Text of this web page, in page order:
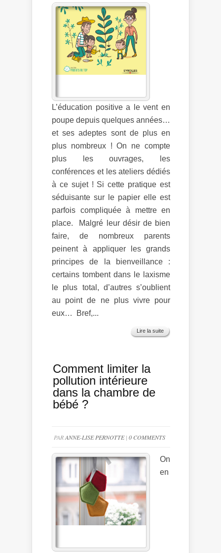
L’éducation positive a le vent en
poupe depuis quelques années…
et ses adeptes sont de plus en
plus nombreux ! On ne compte
plus les ouvrages, les
conférences et les ateliers dédiés
à ce sujet ! Si cette pratique est
séduisante sur le papier elle est
parfois compliquée à mettre en
place. Malgré leur désir de bien
faire, de nombreux parents
peinent à appliquer les grands
principes de la bienveillance :
certains tombent dans le laxisme
le plus total, d’autres s’oublient
au point de ne plus vivre pour
eux… Bref,...
Lire la suite
Comment limiter la
pollution intérieure
dans la chambre de
bébé ?
PARANNE-LISE PERNOTTE| 0 COMMENTS
On
en